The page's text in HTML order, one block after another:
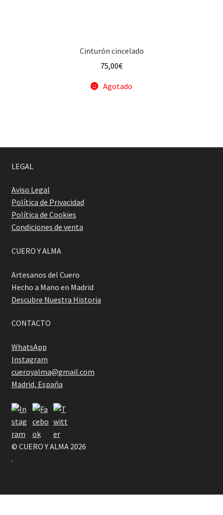
Cinturón cincelado
75,00€
Agotado
LEGAL
Aviso Legal
Política de Privacidad
Política de Cookies
Condiciones de venta
CUERO Y ALMA
Artesanos del Cuero
Hecho a Mano en Madrid
Descubre Nuestra Historia
CONTACTO
WhatsApp
Instagram
cueroyalma@gmail.com
Madrid, España
© CUERO Y ALMA 2026
.